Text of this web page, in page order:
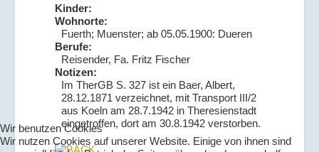
Kinder:
Wohnorte:
Fuerth; Muenster; ab 05.05.1900: Dueren
Berufe:
Reisender, Fa. Fritz Fischer
Notizen:
Im TherGB S. 327 ist ein Baer, Albert,
28.12.1871 verzeichnet, mit Transport III/2
aus Koeln am 28.7.1942 in Theresienstadt
eingetroffen, dort am 30.8.1942 verstorben.
Wir benutzen Cookies
Wir nutzen Cookies auf unserer Website. Einige von ihnen sind